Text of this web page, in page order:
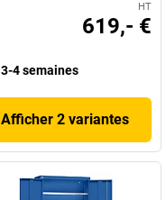
HT
619,- €
3-4 semaines
Afficher 2 variantes